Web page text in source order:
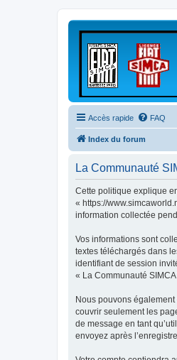
Accès rapide FAQ
Index du forum
La Communauté
Cette politique explique
« https://
information collectée
Vos informations sont
textes téléchargés dans
identifiant de session
« La Communauté
Nous pouvons
couvrir seulement les
de message en tant
envoyez après